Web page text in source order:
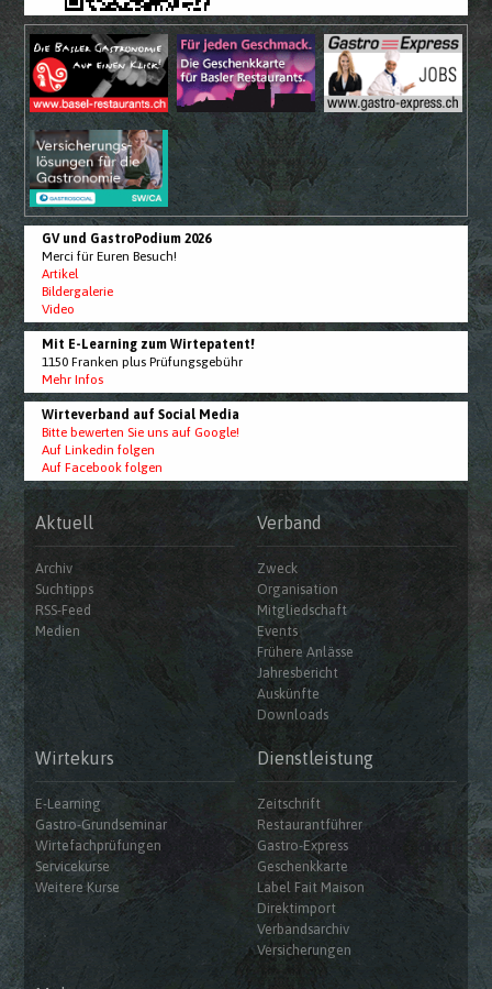
GV und GastroPodium 2026
Merci für Euren Besuch!
Artikel
Bildergalerie
Video
Mit E-Learning zum Wirtepatent!
1150 Franken plus Prüfungsgebühr
Mehr Infos
Wirteverband auf Social Media
Bitte bewerten Sie uns auf Google!
Auf Linkedin folgen
Auf Facebook folgen
Aktuell
Archiv
Suchtipps
RSS-Feed
Medien
Verband
Zweck
Organisation
Mitgliedschaft
Events
Frühere Anlässe
Jahresbericht
Auskünfte
Downloads
Wirtekurs
E-Learning
Gastro-Grundseminar
Wirtefachprüfungen
Servicekurse
Weitere Kurse
Dienstleistung
Zeitschrift
Restaurantführer
Gastro-Express
Geschenkkarte
Label Fait Maison
Direktimport
Verbandsarchiv
Versicherungen